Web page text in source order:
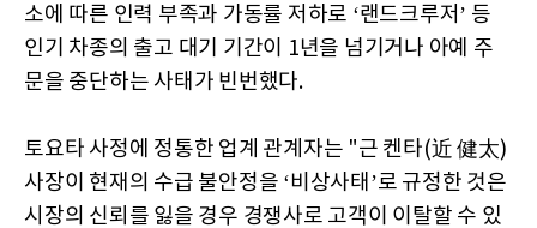
소에 따른 인력 부족과 가동률 저하로 ‘랜드크루저’ 등
인기 차종의 출고 대기 기간이 1년을 넘기거나 아예 주
문을 중단하는 사태가 빈번했다.
토요타 사정에 정통한 업계 관계자는 "근 켄타(近 健太)
사장이 현재의 수급 불안정을 ‘비상사태’로 규정한 것은
시장의 신뢰를 잃을 경우 경쟁사로 고객이 이탈할 수 있